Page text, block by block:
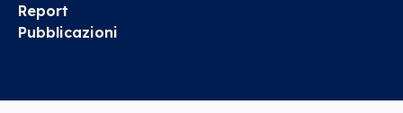
Report
Pubblicazioni